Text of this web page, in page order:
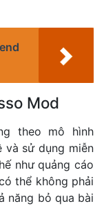
Mod
theo mô hình
và sử dụng miễn
như quảng cáo
thể không phải
năng bỏ qua bài